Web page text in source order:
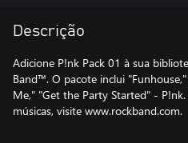
Descrição
Adicione P!nk Pack 01 à sua
Band™. O pacote inclui
Me," "Get the Party Started" -
músicas, visite www.rockband.com.